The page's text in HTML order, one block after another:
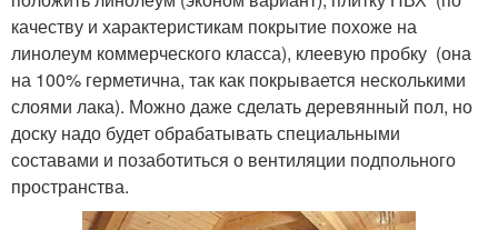
качеству и характеристикам покрытие похоже на
линолеум коммерческого класса), клеевую пробку (она
на 100% герметична, так как покрывается несколькими
слоями лака). Можно даже сделать деревянный пол, но
доску надо будет обрабатывать специальными
составами и позаботиться о вентиляции подпольного
пространства.